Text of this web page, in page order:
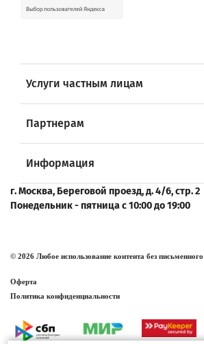
Услуги частным лицам
Партнерам
Информация
г. Москва, Береговой проезд, д. 4/6, стр. 2
Понедельник - пятница с 10:00 до 19:00
© 2026 Любое использование контента без
Оферта
Политика конфиденциальности